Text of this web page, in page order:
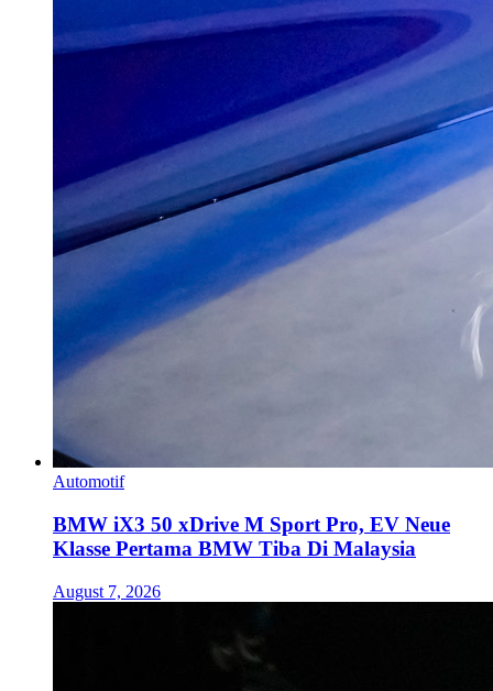
Automotif
BMW iX3 50 xDrive M Sport Pro, EV Neue
Klasse Pertama BMW Tiba Di Malaysia
August 7, 2026